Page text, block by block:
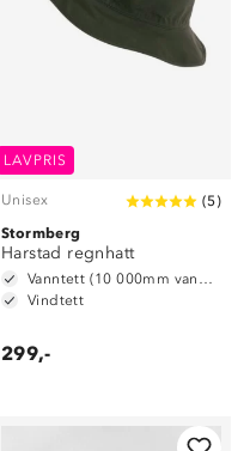
LAVPRIS
Unisex (5)
Stormberg
Harstad regnhatt
Vanntett (10 000mm vannsøyle)
Vindtett
299,-